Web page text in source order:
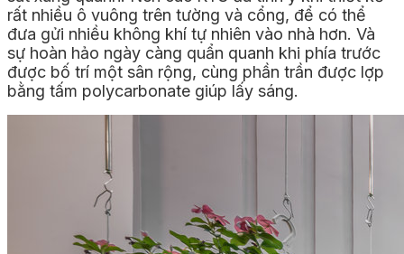
rất nhiều ô vuông trên tường và cổng, để có thể
đưa gửi nhiều không khí tự nhiên vào nhà hơn. Và
sự hoàn hảo ngày càng quẩn quanh khi phía trước
được bố trí một sân rộng, cùng phần trần được lợp
bằng tấm polycarbonate giúp lấy sáng.